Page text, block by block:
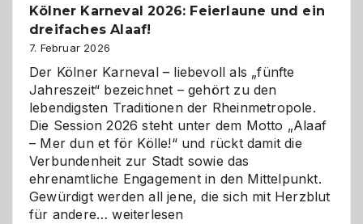
geworden
Kölner Karneval 2026: Feierlaune und ein
dreifaches Alaaf!
7. Februar 2026
Der Kölner Karneval – liebevoll als „fünfte
Jahreszeit“ bezeichnet – gehört zu den
lebendigsten Traditionen der Rheinmetropole.
Die Session 2026 steht unter dem Motto „Alaaf
– Mer dun et för Kölle!“ und rückt damit die
Verbundenheit zur Stadt sowie das
ehrenamtliche Engagement in den Mittelpunkt.
Gewürdigt werden all jene, die sich mit Herzblut
für andere…Kölner
weiterlesen